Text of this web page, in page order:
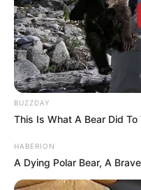
BUZZDAY
This Is What A Bear Did
HABERION
A Dying Polar Bear, A